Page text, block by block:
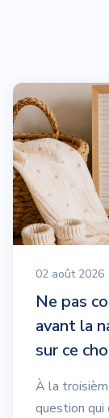
02 août 2026
Ne pas
avant la
sur ce
À la
question qui